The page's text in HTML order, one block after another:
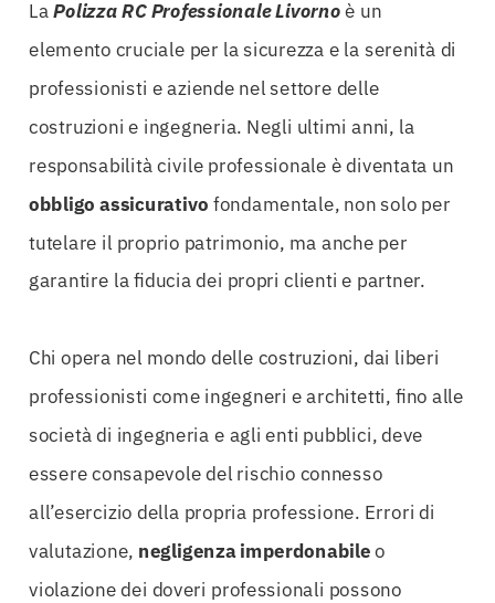
LaPolizza RC Professionale Livornoè un
elemento cruciale per la sicurezza e la serenità di
professionisti e aziende nel settore delle
costruzioni e ingegneria. Negli ultimi anni, la
responsabilità civile professionale è diventata un
obbligo assicurativo fondamentale, non solo per
tutelare il proprio patrimonio, ma anche per
garantire la fiducia dei propri clienti e partner.
Chi opera nel mondo delle costruzioni, dai liberi
professionisti come ingegneri e architetti, fino alle
società di ingegneria e agli enti pubblici, deve
essere consapevole del rischio connesso
all’esercizio della propria professione. Errori di
valutazione, negligenza imperdonabileo
violazione dei doveri professionali possono